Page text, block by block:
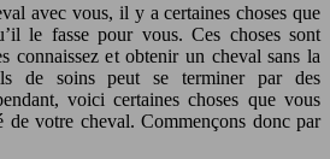
avec vous, il y a certaines choses que
le fasse pour vous. Ces choses sont
connaissez et obtenir un cheval sans la
de soins peut se terminer par des
voici certaines choses que vous
de votre cheval. Commençons donc par